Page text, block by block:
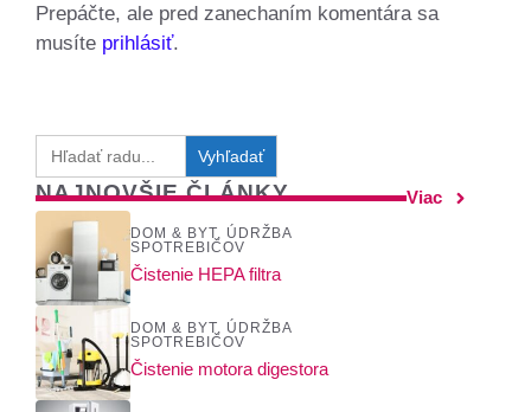
Prepáčte, ale pred zanechaním komentára sa
musíte prihlásiť.
for:
NAJNOVŠIE ČLÁNKY Viac
DOM & BYT, ÚDRŽBA
SPOTREBIČOV
Čistenie HEPA filtra
DOM & BYT, ÚDRŽBA
SPOTREBIČOV
Čistenie motora digestora